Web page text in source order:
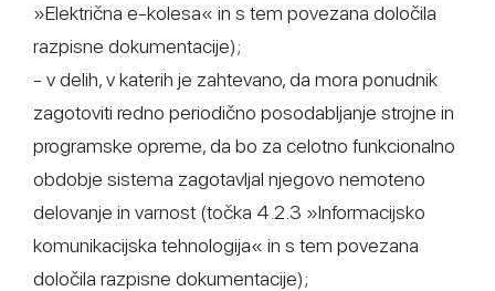
»Električna e-kolesa« in s tem povezana določila
razpisne dokumentacije);
- v delih, v katerih je zahtevano, da mora ponudnik
zagotoviti redno periodično posodabljanje strojne in
programske opreme, da bo za celotno funkcionalno
obdobje sistema zagotavljal njegovo nemoteno
delovanje in varnost (točka 4.2.3 »Informacijsko
komunikacijska tehnologija« in s tem povezana
določila razpisne dokumentacije);